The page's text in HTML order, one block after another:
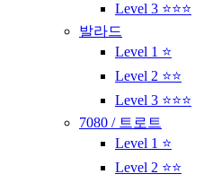
Level 3 ⭐⭐⭐
발라드
Level 1 ⭐
Level 2 ⭐⭐
Level 3 ⭐⭐⭐
7080 / 트로트
Level 1 ⭐
Level 2 ⭐⭐